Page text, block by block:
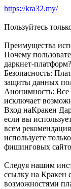
https://kra32.my/
Пользуйтесь
Преимущества
Почему
даркнет-платформ?
Безопасность:
защиты данных
Анонимность: Все
исключает
Вход наКракен
если вы
всем
используете
фишинговых
Следуя нашим
ссылку на Кракен
возможностями